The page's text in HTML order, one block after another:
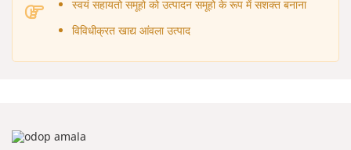
स्‍वयं सहायतो समूहो को उत्‍पादन समूहो के रूप में सशक्‍त बनाना
विविधीक्रत खाद्य आंवला उत्‍पाद